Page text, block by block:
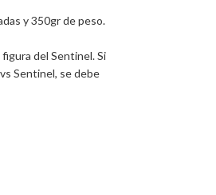
y 350gr de peso.
del Sentinel. Si
Sentinel, se debe